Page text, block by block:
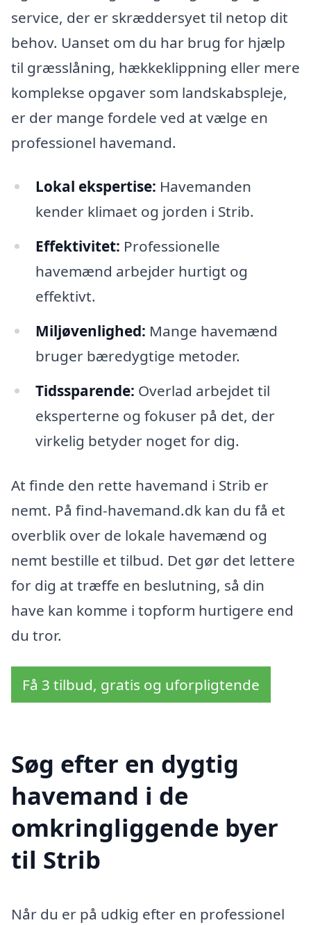
service, der er skræddersyet til netop dit
behov. Uanset om du har brug for hjælp
til græsslåning, hækkeklippning eller mere
komplekse opgaver som landskabspleje,
er der mange fordele ved at vælge en
professionel havemand.
Lokal ekspertise: Havemanden
kender klimaet og jorden i Strib.
Effektivitet: Professionelle
havemænd arbejder hurtigt og
effektivt.
Miljøvenlighed: Mange havemænd
bruger bæredygtige metoder.
Tidssparende: Overlad arbejdet til
eksperterne og fokuser på det, der
virkelig betyder noget for dig.
At finde den rette havemand i Strib er
nemt. På find-havemand.dk kan du få et
overblik over de lokale havemænd og
nemt bestille et tilbud. Det gør det lettere
for dig at træffe en beslutning, så din
have kan komme i topform hurtigere end
du tror.
Få 3 tilbud, gratis og uforpligtende
Søg efter en dygtig
havemand i de
omkringliggende byer
til Strib
Når du er på udkig efter en professionel